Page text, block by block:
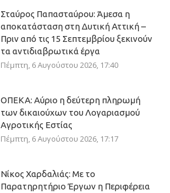
Σταύρος Παπασταύρου: Άμεσα η
αποκατάσταση στη Δυτική Αττική –
Πριν από τις 15 Σεπτεμβρίου ξεκινούν
τα αντιδιαβρωτικά έργα
Πέμπτη, 6 Αυγούστου 2026, 17:40
ΟΠΕΚΑ: Αύριο η δεύτερη πληρωμή
των δικαιούχων του Λογαριασμού
Αγροτικής Εστίας
Πέμπτη, 6 Αυγούστου 2026, 17:17
Νίκος Χαρδαλιάς: Με το
Παρατηρητήριο Έργων η Περιφέρεια